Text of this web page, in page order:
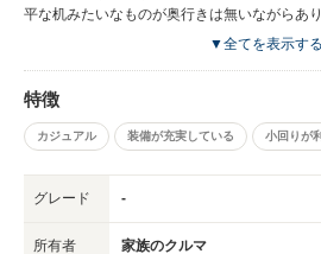
平な机みたいなものが奥行きは無いながらあ
してはあまり無いなとは思いましたが、こう
っているので、運転席周辺の足回りが広々と
しれません。
▼全てを表示する
特徴
カジュアル 装備が充実している 小回りが
グレード -
所有者 家族のクルマ